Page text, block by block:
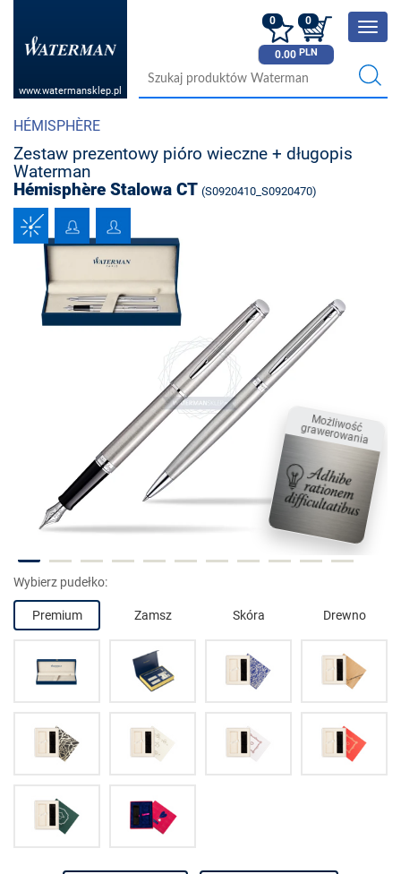
www.watermansklep.pl
0 0
0.00 PLN
Pokaż
menu
HÉMISPHÈRE
Zestaw prezentowy pióro wieczne + długopis
Waterman
Hémisphère Stalowa CT (S0920410_S0920470)
Możliwość grawerowania
Wybierz pudełko:
Premium Zamsz Skóra Drewno